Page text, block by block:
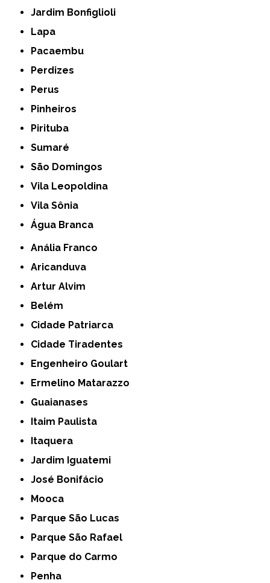
Jardim Bonfiglioli
Lapa
Pacaembu
Perdizes
Perus
Pinheiros
Pirituba
Sumaré
São Domingos
Vila Leopoldina
Vila Sônia
Água Branca
Anália Franco
Aricanduva
Artur Alvim
Belém
Cidade Patriarca
Cidade Tiradentes
Engenheiro Goulart
Ermelino Matarazzo
Guaianases
Itaim Paulista
Itaquera
Jardim Iguatemi
José Bonifácio
Mooca
Parque São Lucas
Parque São Rafael
Parque do Carmo
Penha